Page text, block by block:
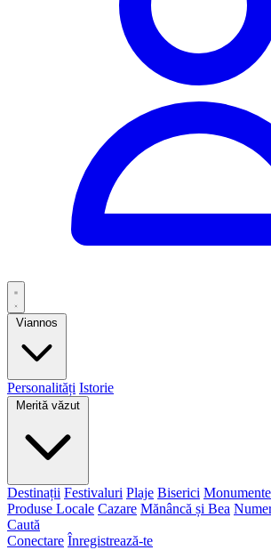
Viannos
Personalități Istorie
Merită văzut
Destinații Festivaluri Plaje Biserici Monumente
Produse Locale Cazare Mănâncă și Bea
Caută
Conectare Înregistrează-te